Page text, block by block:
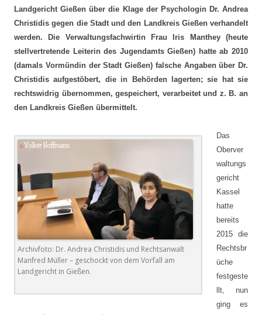
Landgericht Gießen über die Klage der Psychologin Dr. Andrea
Christidis gegen die Stadt und den Landkreis Gießen verhandelt
werden. Die Verwaltungsfachwirtin Frau Iris Manthey (heute
stellvertretende Leiterin des Jugendamts Gießen) hatte ab 2010
(damals Vormündin der Stadt Gießen) falsche Angaben über Dr.
Christidis aufgestöbert, die in Behörden lagerten; sie hat sie
rechtswidrig übernommen, gespeichert, verarbeitet und z. B. an
den Landkreis Gießen übermittelt.
Archivfoto: Dr. Andrea Christidis und Rechtsanwalt
Manfred Müller – geschockt von dem Vorfall am
Landgericht in Gießen.
Das
Oberver
waltungs
gericht
Kassel
hatte
bereits
2015 die
Rechtsbr
üche
festgeste
llt, nun
ging es